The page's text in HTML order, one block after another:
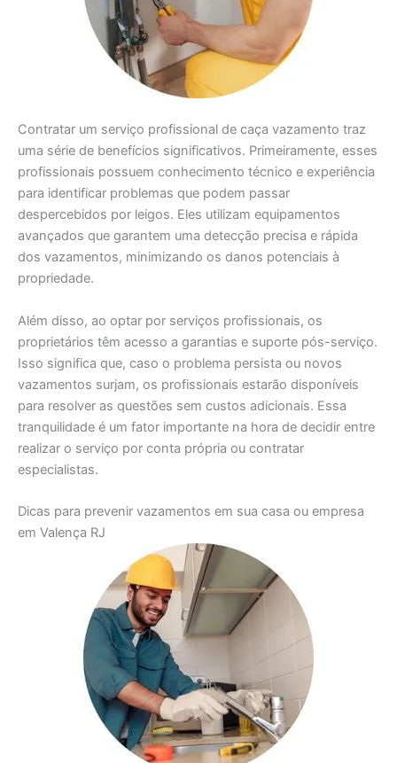
Contratar um serviço profissional de caça vazamento traz
uma série de benefícios significativos. Primeiramente, esses
profissionais possuem conhecimento técnico e experiência
para identificar problemas que podem passar
despercebidos por leigos. Eles utilizam equipamentos
avançados que garantem uma detecção precisa e rápida
dos vazamentos, minimizando os danos potenciais à
propriedade.
Além disso, ao optar por serviços profissionais, os
proprietários têm acesso a garantias e suporte pós-serviço.
Isso significa que, caso o problema persista ou novos
vazamentos surjam, os profissionais estarão disponíveis
para resolver as questões sem custos adicionais. Essa
tranquilidade é um fator importante na hora de decidir entre
realizar o serviço por conta própria ou contratar
especialistas.
Dicas para prevenir vazamentos em sua casa ou empresa
em Valença RJ